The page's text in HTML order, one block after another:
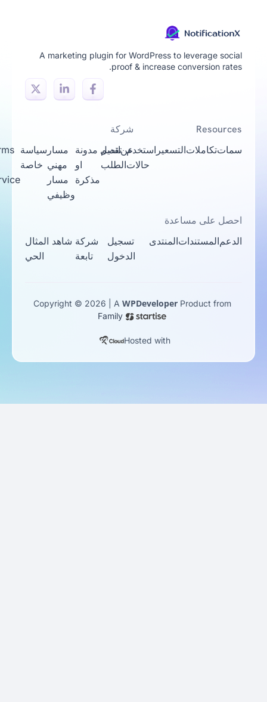
A marketing plugin for WordPress to leverage social
proof & increase conversion rates.
Resources
سماتتكاملاتالتسعيراستخدم
حالات
تقديم
الطلب
شركة
عناتصل مدونة
مذكرة
مسار
مهني
مسار
وظيفي
سياسة
خاصة
Terms
Service
احصل على مساعدة
الدعمالمستنداتالمنتدى
تسجيل
الدخول
شركة
تابعة
شاهد المثال
الحي
Copyright © 2026 | AWPDeveloperProduct from
Family
Hosted with